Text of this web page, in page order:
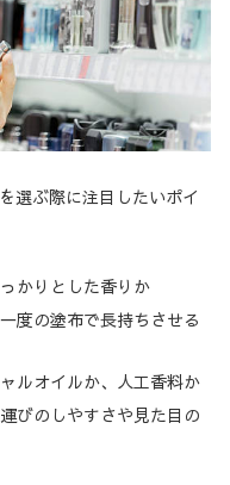
選ぶ際に注目したいポイ
かりとした香りか
度の塗布で長持ちさせる
ルオイルか、人工香料か
びのしやすさや見た目の